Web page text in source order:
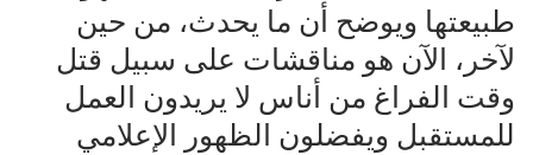
طبيعتها ويوضح أن ما يحدث، من حين
لآخر، الآن هو مناقشات على سبيل قتل
وقت الفراغ من أناس لا يريدون العمل
للمستقبل ويفضلون الظهور الإعلامي